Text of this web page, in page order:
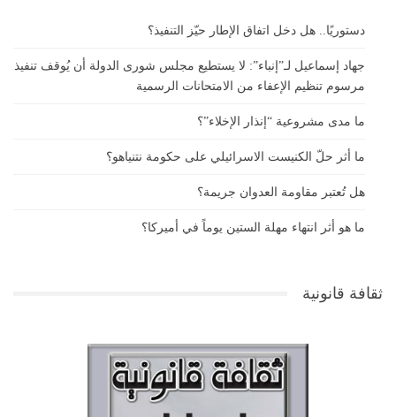
دستوريًا.. هل دخل اتفاق الإطار حيّز التنفيذ؟
جهاد إسماعيل لـ”إنباء”: لا يستطيع مجلس شورى الدولة أن يُوقف تنفيذ
مرسوم تنظيم الإعفاء من الامتحانات الرسمية
ما مدى مشروعية “إنذار الإخلاء”؟
ما أثر حلّ الكنيست الاسرائيلي على حكومة نتنياهو؟
هل تُعتبر مقاومة العدوان جريمة؟
ما هو أثر انتهاء مهلة الستين يوماً في أميركا؟
ثقافة قانونية